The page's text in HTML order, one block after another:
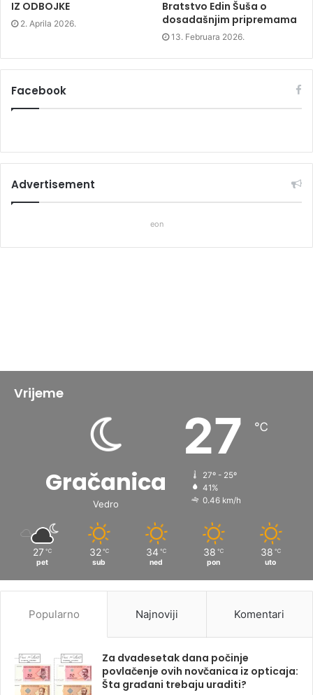
IZ ODBOJKE
2. Aprila 2026.
Bratstvo Edin Šuša o
dosadašnjim pripremama
13. Februara 2026.
Facebook
Advertisement
eon
Vrijeme
Gračanica
Vedro
27 ℃
27º - 25º
41%
0.46 km/h
27 ℃
pet
32 ℃
sub
34 ℃
ned
38 ℃
pon
38 ℃
uto
Popularno Najnoviji Komentari
Za dvadesetak dana počinje
povlačenje ovih novčanica iz opticaja:
Šta građani trebaju uraditi?